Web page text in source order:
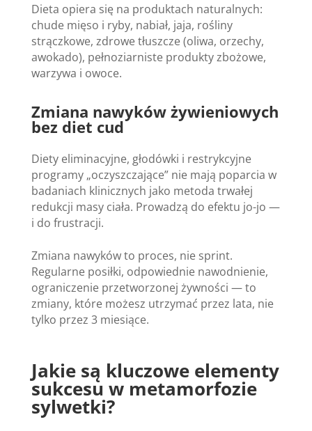
Dieta opiera się na produktach naturalnych:
chude mięso i ryby, nabiał, jaja, rośliny
strączkowe, zdrowe tłuszcze (oliwa, orzechy,
awokado), pełnoziarniste produkty zbożowe,
warzywa i owoce.
Zmiana nawyków żywieniowych
bez diet cud
Diety eliminacyjne, głodówki i restrykcyjne
programy „oczyszczające” nie mają poparcia w
badaniach klinicznych jako metoda trwałej
redukcji masy ciała. Prowadzą do efektu jo-jo —
i do frustracji.
Zmiana nawyków to proces, nie sprint.
Regularne posiłki, odpowiednie nawodnienie,
ograniczenie przetworzonej żywności — to
zmiany, które możesz utrzymać przez lata, nie
tylko przez 3 miesiące.
Jakie są kluczowe elementy
sukcesu w metamorfozie
sylwetki?